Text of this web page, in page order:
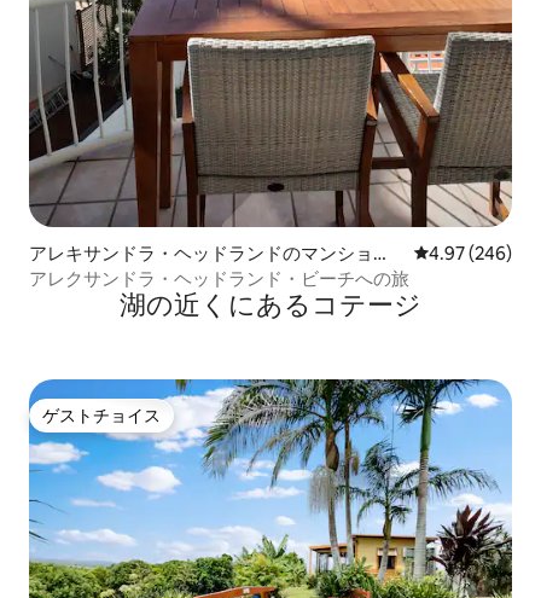
アレキサンドラ・ヘッドランドのマンショ
ン・アパート
レビュー246
4.97 (246)
アレクサンドラ・ヘッドランド・ビーチへの旅
湖の近くにあるコテージ
ゲストチョイス
ゲストチョイス